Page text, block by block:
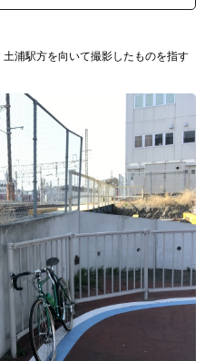
浦駅方を向いて撮影したものを指す